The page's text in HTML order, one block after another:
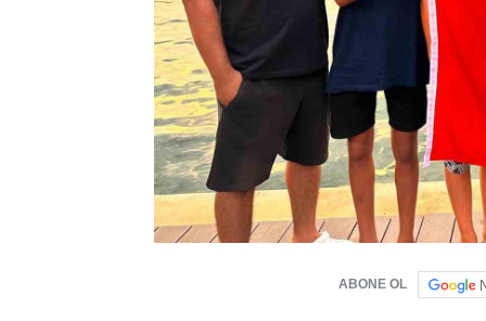
ABONE OL